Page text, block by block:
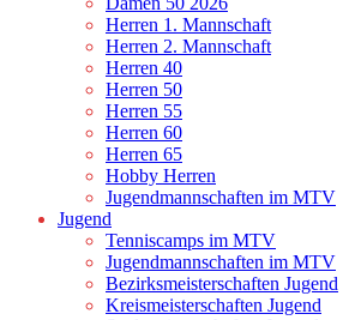
Herren 1. Mannschaft
Herren 2. Mannschaft
Herren 40
Herren 50
Herren 55
Herren 60
Herren 65
Hobby Herren
Jugendmannschaften im MTV
Jugend
Tenniscamps im MTV
Jugendmannschaften im MTV
Bezirksmeisterschaften Jugend
Kreismeisterschaften Jugend